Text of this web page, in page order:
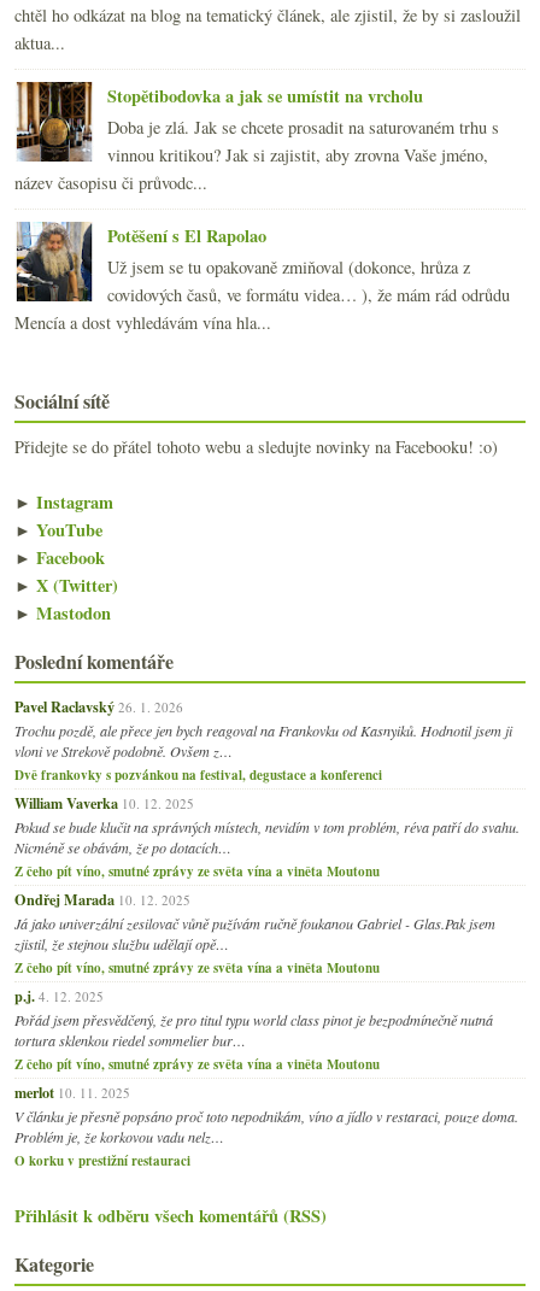
chtěl ho odkázat na blog na tematický článek, ale zjistil, že by si zasloužil
aktua...
Stopětibodovka a jak se umístit na vrcholu
Doba je zlá. Jak se chcete prosadit na saturovaném trhu s
vinnou kritikou? Jak si zajistit, aby zrovna Vaše jméno,
název časopisu či průvodc...
Potěšení s El Rapolao
Už jsem se tu opakovaně zmiňoval (dokonce, hrůza z
covidových časů, ve formátu videa… ), že mám rád odrůdu
Mencía a dost vyhledávám vína hla...
Sociální sítě
Přidejte se do přátel tohoto webu a sledujte novinky na Facebooku! :o)
► Instagram
► YouTube
► Facebook
► X (Twitter)
► Mastodon
Poslední komentáře
Pavel Raclavský 26. 1. 2026
Trochu pozdě, ale přece jen bych reagoval na Frankovku od Kasnyiků. Hodnotil jsem ji
vloni ve Strekově podobně. Ovšem z…
Dvě frankovky s pozvánkou na festival, degustace a konferenci
William Vaverka 10. 12. 2025
Pokud se bude klučit na správných místech, nevidím v tom problém, réva patří do svahu.
Nicméně se obávám, že po dotacích…
Z čeho pít víno, smutné zprávy ze světa vína a viněta Moutonu
Ondřej Marada 10. 12. 2025
Já jako univerzální zesilovač vůně pužívám ručně foukanou Gabriel - Glas.Pak jsem
zjistil, že stejnou službu udělají opě…
Z čeho pít víno, smutné zprávy ze světa vína a viněta Moutonu
p.j. 4. 12. 2025
Pořád jsem přesvědčený, že pro titul typu world class pinot je bezpodmínečně nutná
tortura sklenkou riedel sommelier bur…
Z čeho pít víno, smutné zprávy ze světa vína a viněta Moutonu
merlot 10. 11. 2025
V článku je přesně popsáno proč toto nepodnikám, víno a jídlo v restaraci, pouze doma.
Problém je, že korkovou vadu nelz…
O korku v prestižní restauraci
Přihlásit k odběru všech komentářů (RSS)
Kategorie